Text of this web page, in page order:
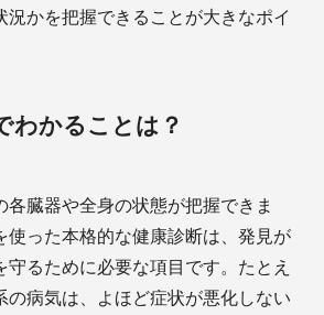
況かを把握できることが大きなポイ
わかることは？
臓器や全身の状態が把握できま
使った本格的な健康診断は、発見が
るために必要な項目です。たとえ
の病気は、よほど症状が悪化しない